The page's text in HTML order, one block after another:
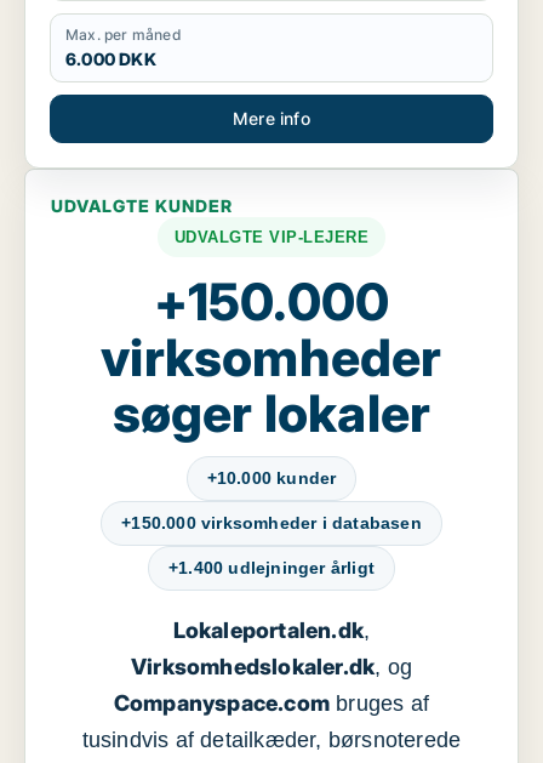
Max. per måned
6.000 DKK
Mere info
UDVALGTE KUNDER
UDVALGTE VIP-LEJERE
+150.000
virksomheder
søger lokaler
+10.000 kunder
+150.000 virksomheder i databasen
+1.400 udlejninger årligt
Lokaleportalen.dk,
Virksomhedslokaler.dk, og
Companyspace.com bruges af
tusindvis af detailkæder, børsnoterede